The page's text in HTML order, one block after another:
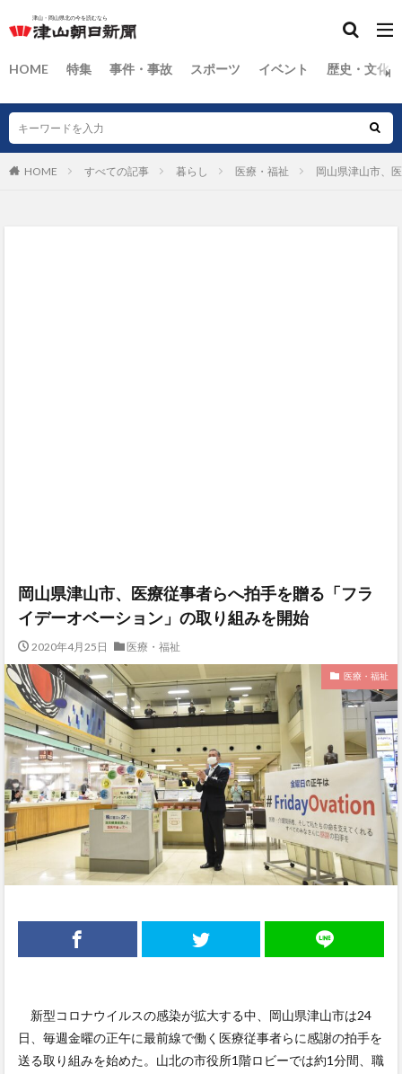
HOME 特集 事件・事故 スポーツ イベント 歴史・文化
HOME すべての記事 暮らし 医療・福祉 岡山県津山市、
岡山県津山市、医療従事者らへ拍手を贈る「フラ
イデーオベーション」の取り組みを開始
2020年4月25日 医療・福祉
医療・福祉
新型コロナウイルスの感染が拡大する中、岡山県津山市は24
日、毎週金曜の正午に最前線で働く医療従事者らに感謝の拍手を
送る取り組みを始めた。山北の市役所1階ロビーでは約1分間、職